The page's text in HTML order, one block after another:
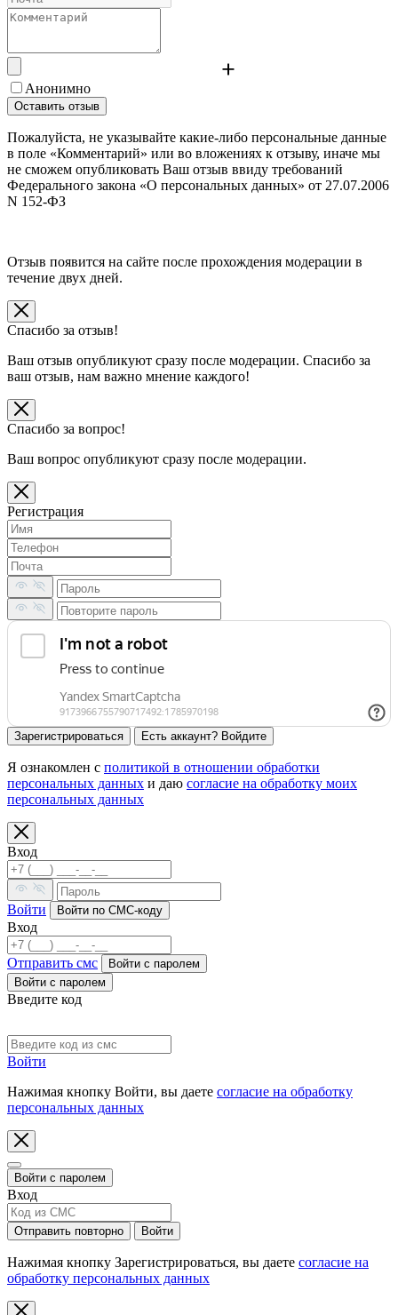
Анонимно
Оставить отзыв
Пожалуйста, не указывайте какие-либо персональные данные
в поле «Комментарий» или во вложениях к отзыву, иначе мы
не сможем опубликовать Ваш отзыв ввиду требований
Федерального закона «О персональных данных» от 27.07.2006
N 152-ФЗ
Отзыв появится на сайте после прохождения модерации в
течение двух дней.
Спасибо за отзыв!
Ваш отзыв опубликуют сразу после модерации. Спасибо за
ваш отзыв, нам важно мнение каждого!
Спасибо за вопрос!
Ваш вопрос опубликуют сразу после модерации.
Регистрация
Зарегистрироваться Есть аккаунт? Войдите
Я ознакомлен с политикой в отношении обработки
персональных данных и даю согласие на обработку моих
персональных данных
Вход
Войти Войти по СМС-коду
Вход
Отправить смс
Войти c паролем
Войти с паролем
Введите код
Войти
Нажимая кнопку Войти, вы даете согласие на обработку
персональных данных
Войти с паролем
Вход
Отправить повторно Войти
Нажимая кнопку Зарегистрироваться, вы даете согласие на
обработку персональных данных